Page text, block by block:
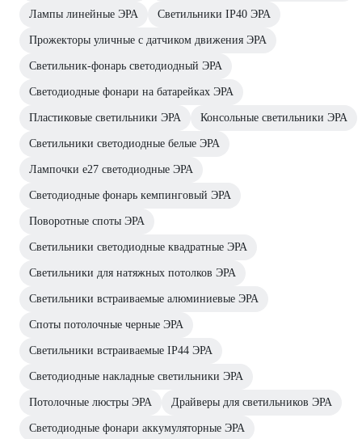
Лампы линейные ЭРА Светильники IP40 ЭРА
Прожекторы уличные с датчиком движения ЭРА
Светильник-фонарь светодиодный ЭРА
Светодиодные фонари на батарейках ЭРА
Пластиковые светильники ЭРА Консольные светильники ЭРА
Светильники светодиодные белые ЭРА
Лампочки е27 светодиодные ЭРА
Светодиодные фонарь кемпинговый ЭРА
Поворотные споты ЭРА
Светильники светодиодные квадратные ЭРА
Светильники для натяжных потолков ЭРА
Светильники встраиваемые алюминиевые ЭРА
Споты потолочные черные ЭРА
Светильники встраиваемые IP44 ЭРА
Светодиодные накладные светильники ЭРА
Потолочные люстры ЭРА Драйверы для светильников ЭРА
Светодиодные фонари аккумуляторные ЭРА